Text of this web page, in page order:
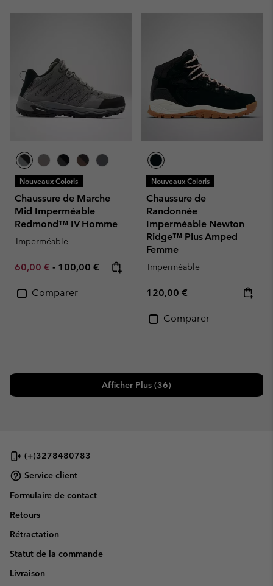
Nouveaux Coloris
Chaussure de Marche
Mid Imperméable
Redmond™ IV Homme
Imperméable
Minimum sale price:
60,00 € - Maximum price:
100,00 €
Comparer
Nouveaux Coloris
Chaussure de
Randonnée
Imperméable Newton
Ridge™ Plus Amped
Femme
Imperméable
Regular price:
120,00 €
Comparer
Afficher Plus (36)
(+)3278480783
Service client
Formulaire de contact
Retours
Rétractation
Statut de la commande
Livraison